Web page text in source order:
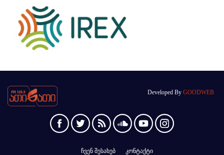
Developed By GOODWEB
ჩვენ შესახებ კონტაქტი